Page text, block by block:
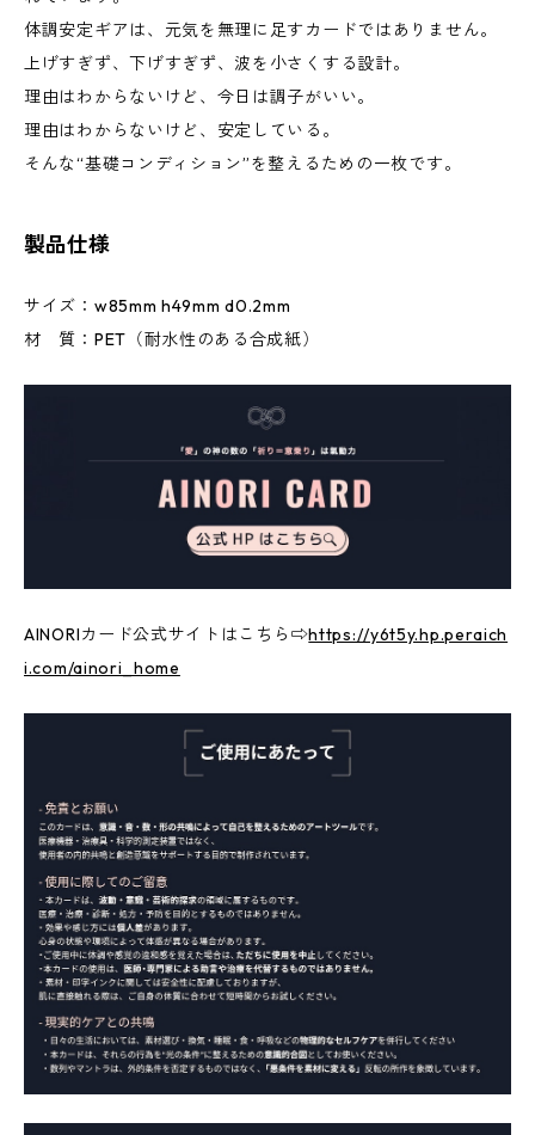
体調安定ギアは、元気を無理に足すカードではありません。
上げすぎず、下げすぎず、波を小さくする設計。
理由はわからないけど、今日は調子がいい。
理由はわからないけど、安定している。
そんな“基礎コンディション”を整えるための一枚です。
製品仕様
サイズ：w85mm h49mm d0.2mm
材 質：PET（耐水性のある合成紙）
AINORIカード公式サイトはこちら⇨https://y6t5y.hp.peraich
i.com/ainori_home